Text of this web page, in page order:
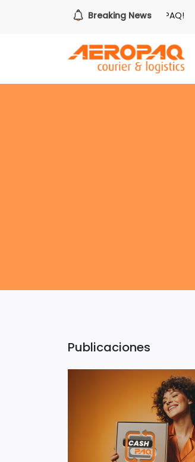
Breaking News
¡Es hora de redimir tus libras de Cash PAQ!
Publicaciones